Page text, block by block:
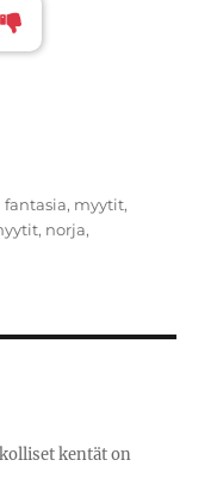
Kategoriat
fantasia, myytit,
, norja,
kentät on